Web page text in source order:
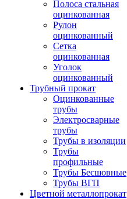
Полоса стальная
оцинкованная
Рулон
оцинкованный
Сетка
оцинкованная
Уголок
оцинкованный
Трубный прокат
Оцинкованные
трубы
Электросварные
трубы
Трубы в изоляции
Трубы
профильные
Трубы Бесшовные
Трубы ВГП
Цветной металлопрокат